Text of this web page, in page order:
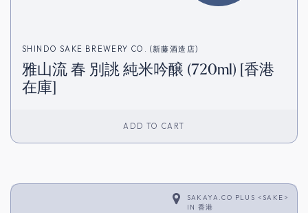
SHINDO SAKE BREWERY CO. (新藤酒造店)
雅山流 春 別誂 純米吟醸 (720ml) [香港
在庫]
ADD TO CART
SAKAYA.CO PLUS <SAKE>
IN 香港